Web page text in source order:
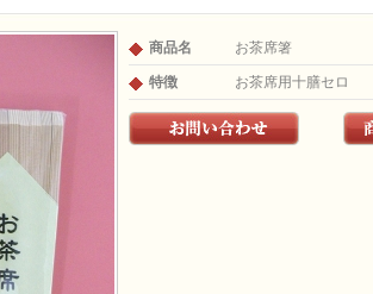
商品名 お茶席箸
特徴 お茶席用十膳セロ